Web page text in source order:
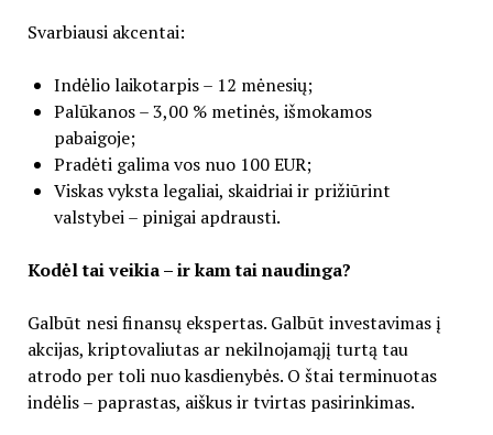
Svarbiausi akcentai:
Indėlio laikotarpis – 12 mėnesių;
Palūkanos – 3,00 % metinės, išmokamos
pabaigoje;
Pradėti galima vos nuo 100 EUR;
Viskas vyksta legaliai, skaidriai ir prižiūrint
valstybei – pinigai apdrausti.
Kodėl tai veikia – ir kam tai naudinga?
Galbūt nesi finansų ekspertas. Galbūt investavimas į
akcijas, kriptovaliutas ar nekilnojamąjį turtą tau
atrodo per toli nuo kasdienybės. O štai terminuotas
indėlis – paprastas, aiškus ir tvirtas pasirinkimas.